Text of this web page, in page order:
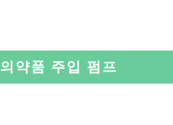
의약품 주입 펌프